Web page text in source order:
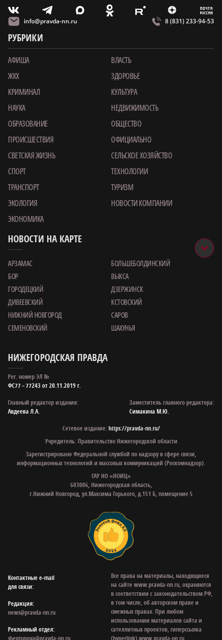
V T X O E Z m
info@pravda-nn.ru 8 (831) 233-94-53
РУБРИКИ
АФИША
ВЛАСТЬ
ЖКХ
ЗДОРОВЬЕ
КРИМИНАЛ
КУЛЬТУРА
НАУКА
НЕДВИЖИМОСТЬ
ОБРАЗОВАНИЕ
ОБЩЕСТВО
ПРОИСШЕСТВИЯ
ОФИЦИАЛЬНО
СВЕТСКАЯ ЖИЗНЬ
СЕЛЬСКОЕ ХОЗЯЙСТВО
СПОРТ
ТЕХНОЛОГИИ
ТРАНСПОРТ
ТУРИЗМ
ЭКОЛОГИЯ
НОВОСТИ КОМПАНИИ
ЭКОНОМИКА
НОВОСТИ НА КАРТЕ
АРЗАМАС
БОЛЬШЕБОЛДИНСКИЙ
БОР
ВЫКСА
ГОРОДЕЦКИЙ
ДЗЕРЖИНСК
ДИВЕЕВСКИЙ
КСТОВСКИЙ
НИЖНИЙ НОВГОРОД
САРОВ
СЕМЕНОВСКИЙ
ШАХУНЬЯ
НИЖЕГОРОДСКАЯ ПРАВДА
Рег. номер ЭЛ №
ФС77 – 77243 от 20.11.2019 г.
Главный редактор издания:
Авдеева Л.А.
Заместитель главного редактора:
Симакина М.Ю.
Сетевое издание:https://pravda-nn.ru/
Учредитель: Правительство Нижегородской области
Зарегистрировано Федеральной службой по надзору в сфере связи,
информационных технологий и массовых коммуникаций (Роскомнадзор).
ГАУ НО «НОИЦ»
603006, Нижегородская область,
г.Нижний Новгород, ул.Максима Горького, д.151 Б, помещение 5
Контактные e‑mail
для связи:
Редакция:
news@pravda-nn.ru
Рекламный отдел:
sheptunova@pravda-nn.ru
Все права на материалы, находящиеся
на сайте www.pravda-nn.ru, охраняются
в соответствии с законодательством РФ,
в том числе, об авторском праве и
смежных правах. При любом
использовании материалов сайта и
сателлитных проектов, гиперссылка
(hyperlink) www.pravda-nn.ru